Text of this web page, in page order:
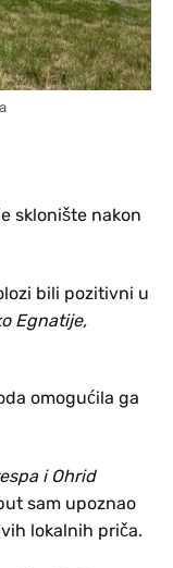
sklonište nakon
bili pozitivni u
Egnatije,
omogućila ga
i Ohrid
sam upoznao
lokalnih priča.